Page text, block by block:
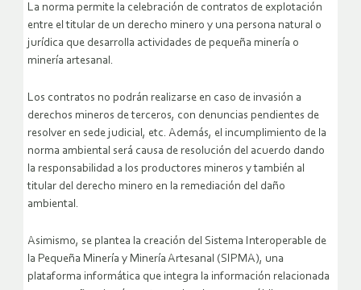
La norma permite la celebración de contratos de explotación
entre el titular de un derecho minero y una persona natural o
jurídica que desarrolla actividades de pequeña minería o
minería artesanal.
Los contratos no podrán realizarse en caso de invasión a
derechos mineros de terceros, con denuncias pendientes de
resolver en sede judicial, etc. Además, el incumplimiento de la
norma ambiental será causa de resolución del acuerdo dando
la responsabilidad a los productores mineros y también al
titular del derecho minero en la remediación del daño
ambiental.
Asimismo, se plantea la creación del Sistema Interoperable de
la Pequeña Minería y Minería Artesanal (SIPMA), una
plataforma informática que integra la información relacionada